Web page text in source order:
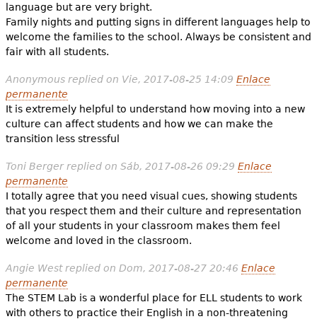
language but are very bright.
Family nights and putting signs in different languages help to
welcome the families to the school. Always be consistent and
fair with all students.
Anonymousreplied on Vie, 2017-08-25 14:09 Enlace
permanente
It is extremely helpful to understand how moving into a new
culture can affect students and how we can make the
transition less stressful
Toni Bergerreplied on Sáb, 2017-08-26 09:29 Enlace
permanente
I totally agree that you need visual cues, showing students
that you respect them and their culture and representation
of all your students in your classroom makes them feel
welcome and loved in the classroom.
Angie Westreplied on Dom, 2017-08-27 20:46 Enlace
permanente
The STEM Lab is a wonderful place for ELL students to work
with others to practice their English in a non-threatening